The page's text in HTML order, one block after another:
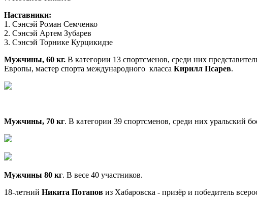
Наставники:
1. Сэнсэй Роман Семченко
2. Сэнсэй Артем Зубарев
3. Сэнсэй Торнике Курцикидзе
Мужчины, 60 кг. В категории 13 спортсменов, среди них
Европы, мастер спорта международного класса Кирилл Псарев.
Мужчины, 70 кг. В категории 39 спортсменов, среди них уральский
Мужчины 80 кг. В весе 40 участников.
18-летний Никита Потапов из Хабаровска - призёр и победитель